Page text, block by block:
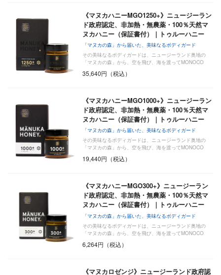
《マヌカハニーMGO1250+》ニュージーラン
ド政府認定、非加熱・無農薬・100％天然マ
ヌカハニー（保証書付）｜トゥルーハニー
「マヌカの森」から届いた、美味なるボディガード
その美味なるボディガードは、ニュージーランド奥地の
「マヌカの森」から、空を飛び、海を渡ってMONOCO
35,640円（税込）
《マヌカハニーMGO1000+》ニュージーラン
ド政府認定、非加熱・無農薬・100％天然マ
ヌカハニー（保証書付）｜トゥルーハニー
「マヌカの森」から届いた、美味なるボディガード
その美味なるボディガードは、ニュージーランド奥地の
「マヌカの森」から、空を飛び、海を渡ってMONOCO
19,440円（税込）
《マヌカハニーMGO300+》ニュージーラン
ド政府認定、非加熱・無農薬・100％天然マ
ヌカハニー（保証書付）｜トゥルーハニー
「マヌカの森」から届いた、美味なるボディガード
その美味なるボディガードは、ニュージーランド奥地の
「マヌカの森」から、空を飛び、海を渡ってMONOCO
6,264円（税込）
《マヌカロゼンジ》ニュージーランド政府認